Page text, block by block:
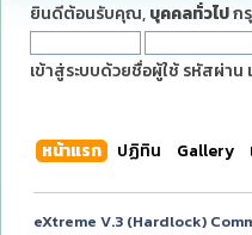
ยินดีต้อนรับคุณ, บุคคลทั่วไปก
เข้าสู่ระบบด้วยชื่อผู้ใช้ รหัสผ่าน
หน้าแรก ปฏิทิน Gallery
eXtreme V.3 (Hardlock)